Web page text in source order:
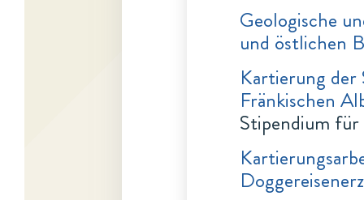
Geologische
und östlichen
Kartierung der
Fränkischen
Stipendium für